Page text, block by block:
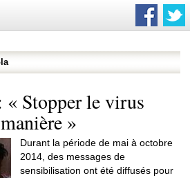
« Stopper le virus
»
Durant la période de mai à octobre
2014, des messages de
sensibilisation ont été diffusés pour